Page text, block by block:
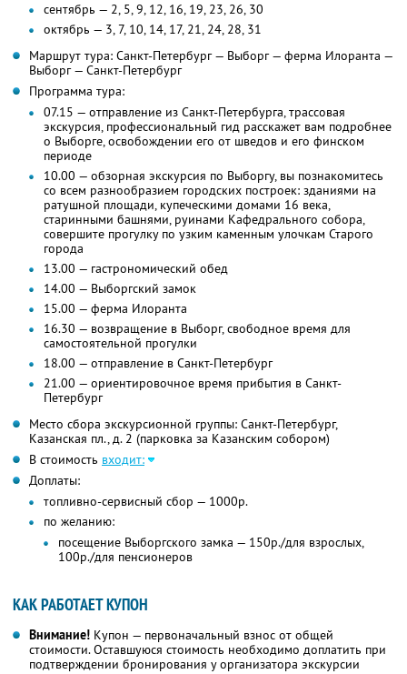
сентябрь — 2, 5, 9, 12, 16, 19, 23, 26, 30
октябрь — 3, 7, 10, 14, 17, 21, 24, 28, 31
Маршрут тура: Санкт-Петербург — Выборг — ферма Илоранта —
Выборг — Санкт-Петербург
Программа тура:
07.15 — отправление из Санкт-Петербурга, трассовая
экскурсия, профессиональный гид расскажет вам подробнее
о Выборге, освобождении его от шведов и его финском
периоде
10.00 — обзорная экскурсия по Выборгу, вы познакомитесь
со всем разнообразием городских построек: зданиями на
ратушной площади, купеческими домами 16 века,
старинными башнями, руинами Кафедрального собора,
совершите прогулку по узким каменным улочкам Старого
города
13.00 — гастрономический обед
14.00 — Выборгский замок
15.00 — ферма Илоранта
16.30 — возвращение в Выборг, свободное время для
самостоятельной прогулки
18.00 — отправление в Санкт-Петербург
21.00 — ориентировочное время прибытия в Санкт-
Петербург
Место сбора экскурсионной группы: Санкт-Петербург,
Казанская пл., д. 2 (парковка за Казанским собором)
В стоимость входит:
Доплаты:
топливно-сервисный сбор — 1000р.
по желанию:
посещение Выборгского замка — 150р./для взрослых,
100р./для пенсионеров
КАК РАБОТАЕТ КУПОН
Внимание! Купон — первоначальный взнос от общей
стоимости. Оставшуюся стоимость необходимо доплатить при
подтверждении бронирования у организатора экскурсии